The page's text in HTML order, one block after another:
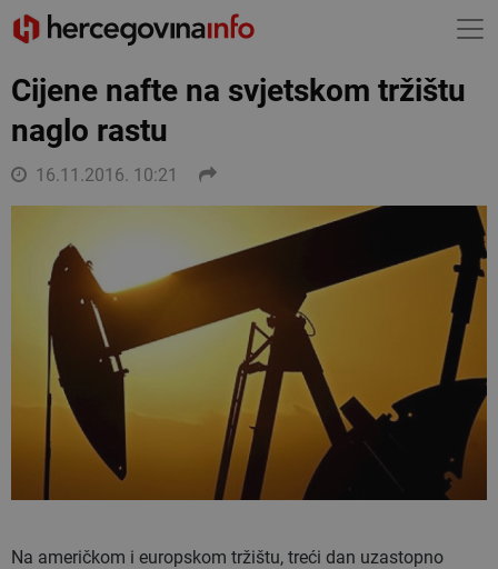
Cijene nafte na svjetskom tržištu
naglo rastu
16.11.2016. 10:21
Na američkom i europskom tržištu, treći dan uzastopno